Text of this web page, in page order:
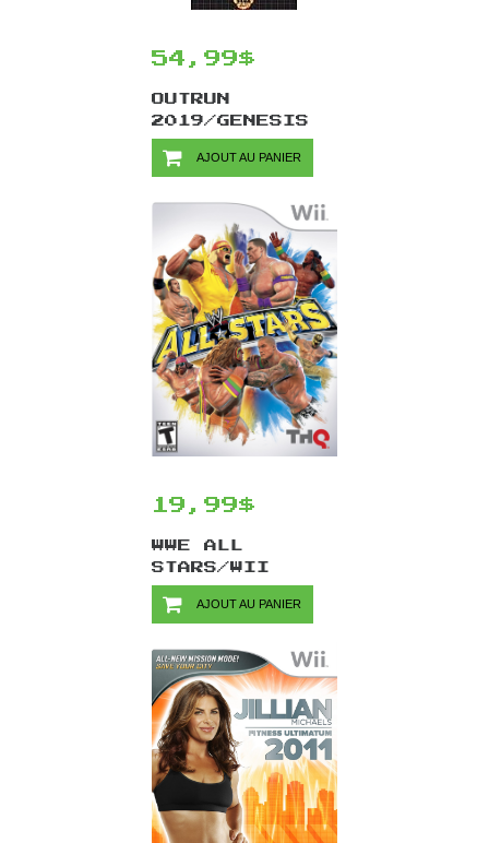
54,99$
OUTRUN
2019/GENESIS
AJOUT AU PANIER
19,99$
WWE ALL
STARS/WII
AJOUT AU PANIER